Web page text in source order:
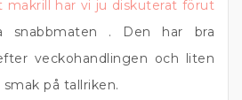
makrill har vi ju diskuterat förut
snabbmaten . Den har bra
veckohandlingen och liten
på tallriken.